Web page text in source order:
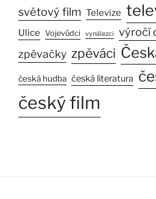
světový film Televize
Ulice Vojevůdci vynálezci výročí
zpěvačky zpěváci
česká hudba česká literatura
český film